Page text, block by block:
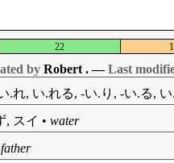
22
by Robert . —Last
.れ, い.れる, -い.り, -い.る,
, スイ • water
father